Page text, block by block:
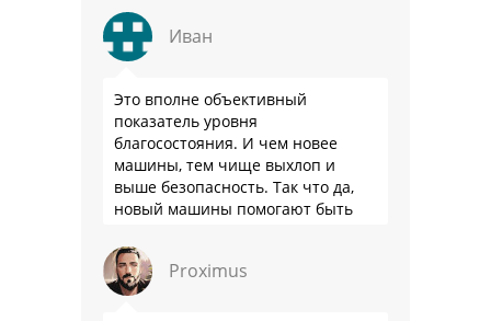
Иван
Это вполне объективный
показатель уровня
благосостояния. И чем новее
машины, тем чище выхлоп и
выше безопасность. Так что да,
новый машины помогают быть
Proximus